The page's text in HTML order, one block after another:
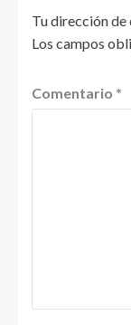
Tu dirección
Los campos
Comentario *